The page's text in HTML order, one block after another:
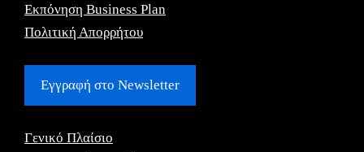
Εκπόνηση Business Plan
Πολιτική Απορρήτου
Εγγραφή στο Newsletter
Γενικό Πλαίσιο